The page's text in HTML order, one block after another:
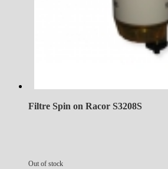
Filtre Spin on Racor S3208S
Out of stock